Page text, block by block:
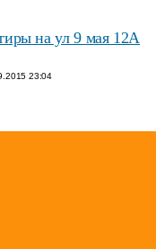
на ул 9 мая 12А
23:04